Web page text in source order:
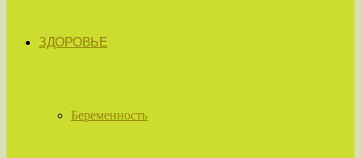
ЗДОРОВЬЕ
Беременность